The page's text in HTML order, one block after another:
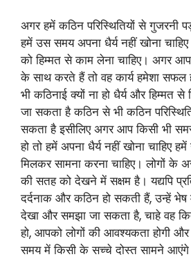
अगर हमें कठिन परिस्थितियों से गुजरनी
हमें उस समय अपना धैर्य नहीं खोना
को हिम्मत से काम लेना चाहिए। अगर आप
के साथ करते हैं तो वह कार्य हमेशा सफल
भी कठिनाई क्यों ना हो धैर्य और हिम्मत से
जा सकता है कठिन से भी कठिन
सकता है इसीलिए अगर आप किसी भी
हो तो हमें अपना धैर्य नहीं खोना चाहिए
मिलकर सामना करना चाहिए। लोगों के
की सतह को देखने में सक्षम है। यद्यपि
दर्दनाक और कठिन हो सकती हैं, उन्हें
देखा और समझा जा सकता है, चाहे वह
हो, आपको लोगों की आवश्यकता होगी
समय में किसी के सच्चे दोस्त सामने